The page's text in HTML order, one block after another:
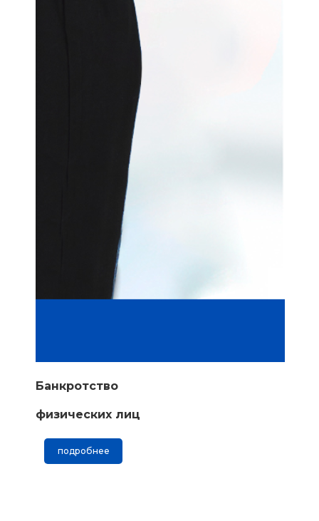
Банкротство
физических лиц
подробнее